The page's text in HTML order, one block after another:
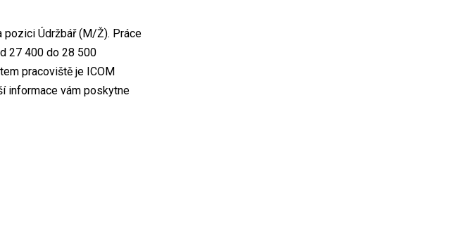
pozici Údržbář (M/Ž). Práce
27 400 do 28 500
pracoviště je ICOM
informace vám poskytne